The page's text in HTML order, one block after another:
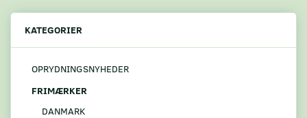
KATEGORIER
OPRYDNINGSNYHEDER
FRIMÆRKER
DANMARK